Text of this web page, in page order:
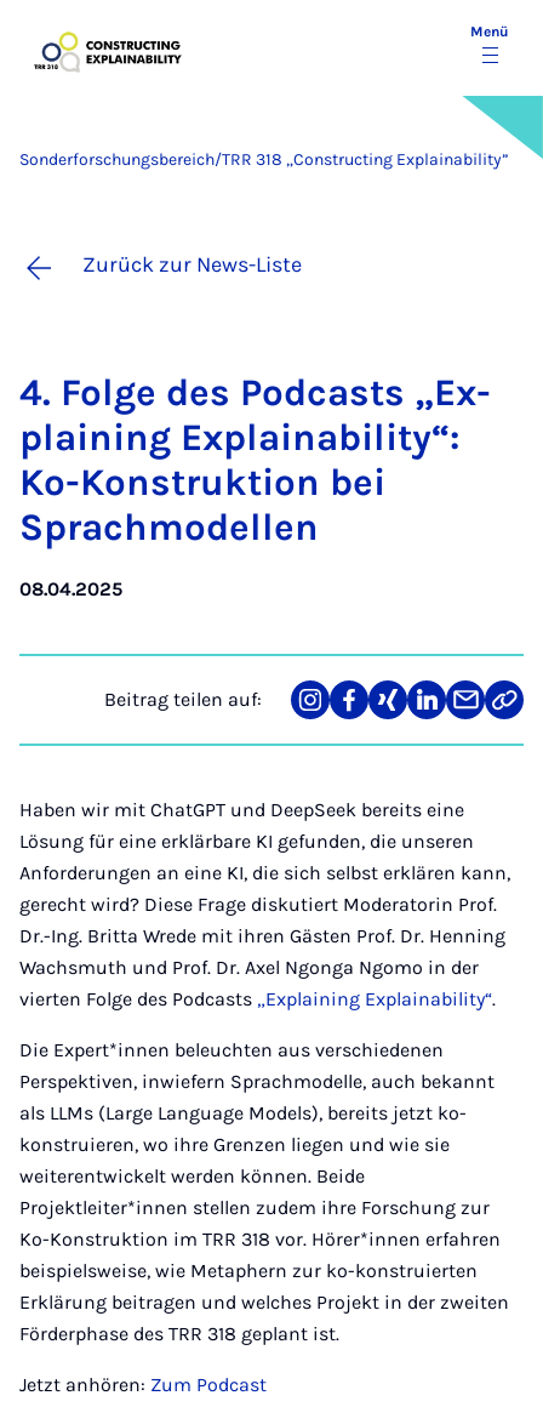
Menü
Sonderforschungsbereich/TRR 318 „Constructing Explainability”
Zurück zur News-Liste
4. Fol­ge des Pod­casts „Ex­
plai­ning Ex­plaina­bi­li­ty“:
Ko-Kon­struk­ti­on bei
Sprach­mo­del­len
08.04.2025
Beitrag teilen auf:
Teilen
auf
Teilen
auf
Teilen
auf
Teilen
auf
Teilen
über
Link
Haben wir mit ChatGPT und DeepSeek bereits eine
Lösung für eine erklärbare KI gefunden, die unseren
Anforderungen an eine KI, die sich selbst erklären kann,
gerecht wird? Diese Frage diskutiert Moderatorin Prof.
Dr.-Ing. Britta Wrede mit ihren Gästen Prof. Dr. Henning
Wachsmuth und Prof. Dr. Axel Ngonga Ngomo in der
vierten Folge des Podcasts „Explaining Explainability“.
Die Expert*innen beleuchten aus verschiedenen
Perspektiven, inwiefern Sprachmodelle, auch bekannt
als LLMs (Large Language Models), bereits jetzt ko-
konstruieren, wo ihre Grenzen liegen und wie sie
weiterentwickelt werden können. Beide
Projektleiter*innen stellen zudem ihre Forschung zur
Ko-Konstruktion im TRR 318 vor. Hörer*innen erfahren
beispielsweise, wie Metaphern zur ko-konstruierten
Erklärung beitragen und welches Projekt in der zweiten
Förderphase des TRR 318 geplant ist.
Jetzt anhören: Zum Podcast